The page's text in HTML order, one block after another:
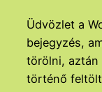
Üdvözlet a
bejegyzés,
törölni, aztán
történő